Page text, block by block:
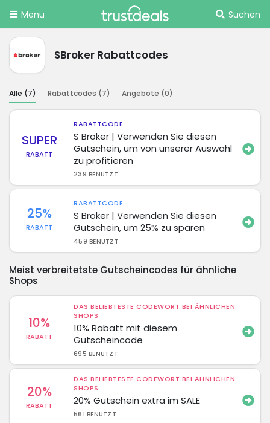
Menu Suchen
SBroker Rabattcodes
Alle (7) Rabattcodes (7) Angebote (0)
SUPER
RABATT
RABATTCODE
S Broker | Verwenden Sie diesen
Gutschein, um von unserer Auswahl
zu profitieren
239 BENUTZT
25%
RABATT
RABATTCODE
S Broker | Verwenden Sie diesen
Gutschein, um 25% zu sparen
459 BENUTZT
Meist verbreitetste Gutscheincodes für ähnliche
Shops
10%
RABATT
DAS BELIEBTESTE CODEWORT BEI ÄHNLICHEN
SHOPS
10% Rabatt mit diesem
Gutscheincode
695 BENUTZT
20%
RABATT
DAS BELIEBTESTE CODEWORT BEI ÄHNLICHEN
SHOPS
20% Gutschein extra im SALE
561 BENUTZT